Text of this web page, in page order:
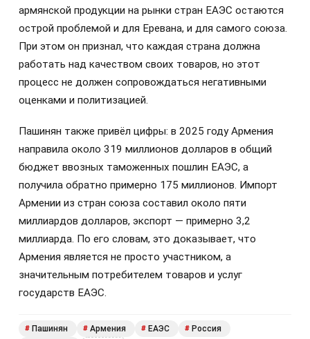
армянской продукции на рынки стран ЕАЭС остаются
острой проблемой и для Еревана, и для самого союза.
При этом он признал, что каждая страна должна
работать над качеством своих товаров, но этот
процесс не должен сопровождаться негативными
оценками и политизацией.
Пашинян также привёл цифры: в 2025 году Армения
направила около 319 миллионов долларов в общий
бюджет ввозных таможенных пошлин ЕАЭС, а
получила обратно примерно 175 миллионов. Импорт
Армении из стран союза составил около пяти
миллиардов долларов, экспорт — примерно 3,2
миллиарда. По его словам, это доказывает, что
Армения является не просто участником, а
значительным потребителем товаров и услуг
государств ЕАЭС.
# Пашинян # Армения # ЕАЭС # Россия